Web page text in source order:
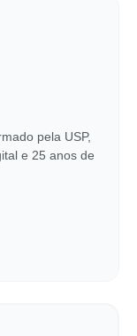
pela USP,
e 25 anos de